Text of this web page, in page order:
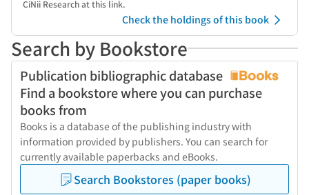
CiNii Research at this link.
Check the holdings of this book
Search by Bookstore
Publication bibliographic database
Find a bookstore where you can purchase
books from
Books is a database of the publishing industry with
information provided by publishers. You can search for
currently available paperbacks and eBooks.
Search Bookstores (paper books)